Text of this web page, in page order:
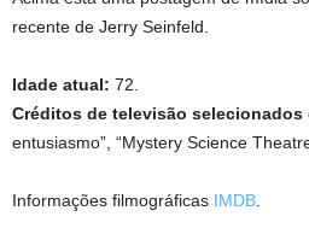
recente de Jerry Seinfeld.
Idade atual: 72.
Créditos de televisão selecionados
entusiasmo”, “Mystery Science
Informações filmográficas IMDB